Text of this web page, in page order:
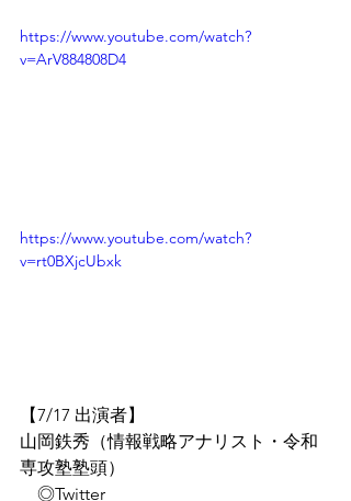
https://www.youtube.com/watch?
v=ArV884808D4
https://www.youtube.com/watch?
v=rt0BXjcUbxk
【7/17 出演者】
山岡鉄秀（情報戦略アナリスト・令和
専攻塾塾頭）
◎Twitter